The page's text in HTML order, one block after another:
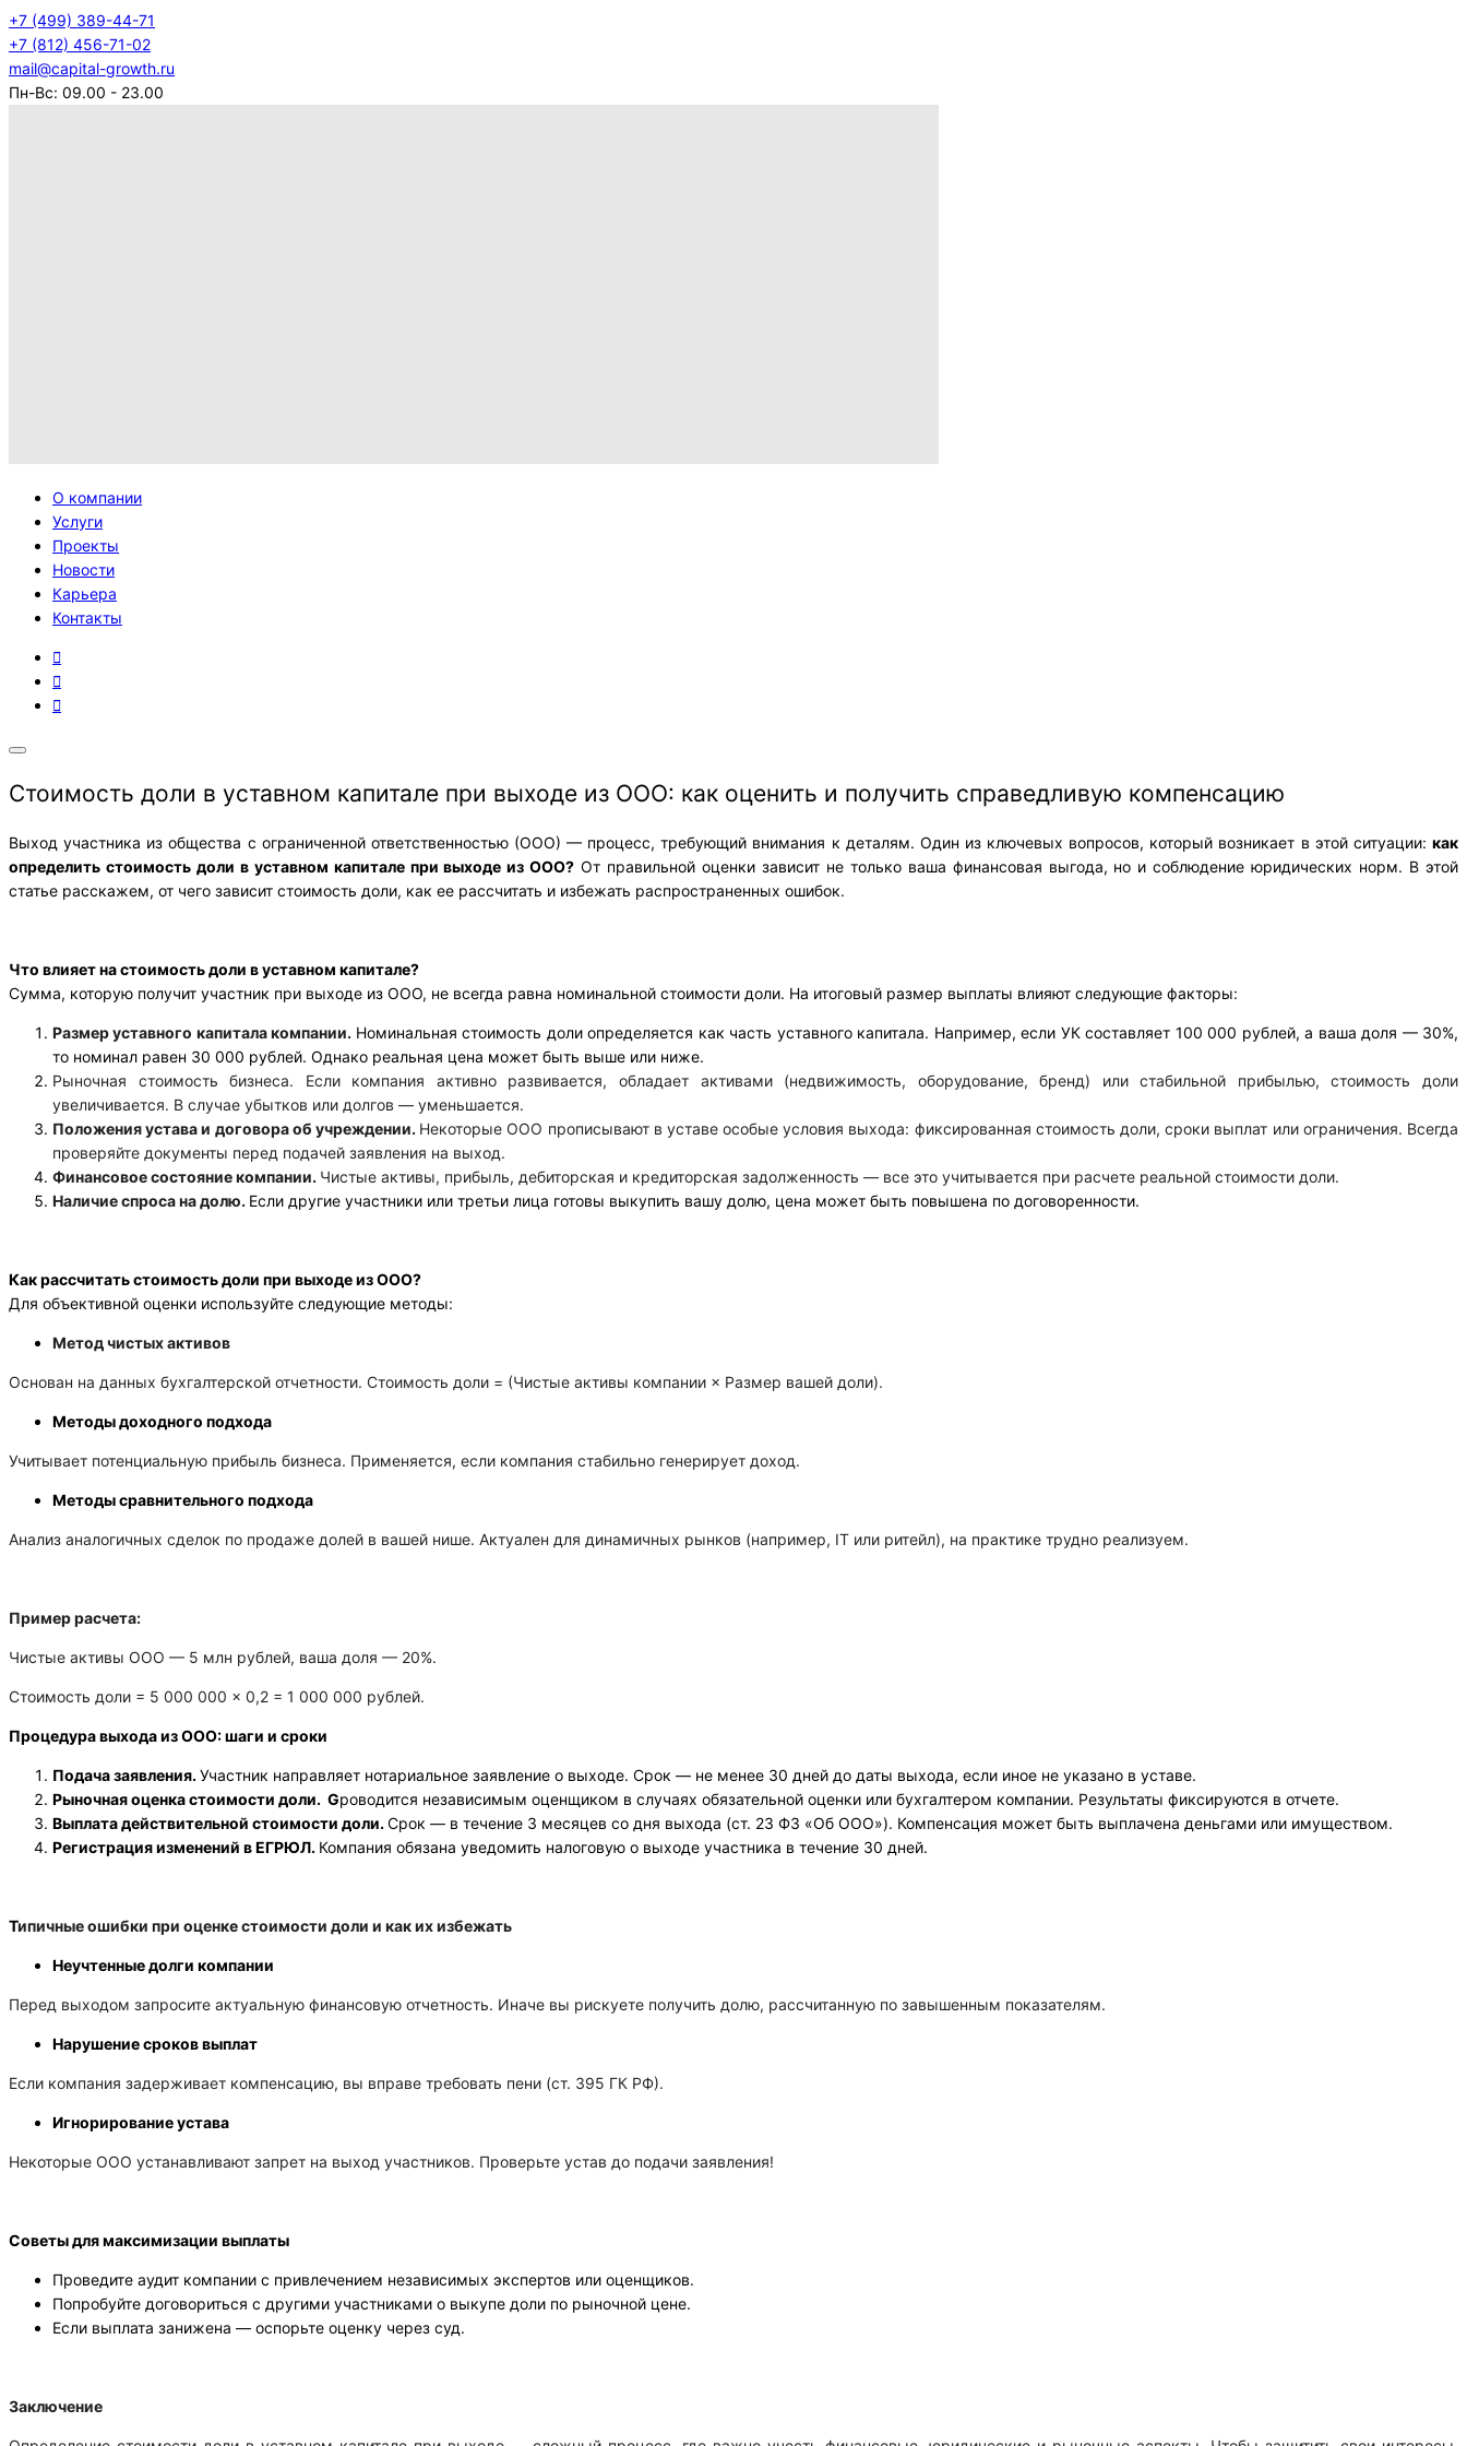
+7 (499) 389-44-71
+7 (812) 456-71-02
mail@capital-growth.ru
Пн-Вс: 09.00 - 23.00
О компании
Услуги
Проекты
Новости
Карьера
Контакты
Стоимость доли в уставном капитале при выходе из ООО: как оценить и получить справедливую компенсацию
Выход участника из общества с ограниченной ответственностью (ООО) — процесс, требующий внимания к деталям. Один из ключевых вопросов, который возникает в этой ситуации: как
определить стоимость доли в уставном капитале при выходе из ООО? От правильной оценки зависит не только ваша финансовая выгода, но и соблюдение юридических норм. В этой
статье расскажем, от чего зависит стоимость доли, как ее рассчитать и избежать распространенных ошибок.
Что влияет на стоимость доли в уставном капитале?
Сумма, которую получит участник при выходе из ООО, не всегда равна номинальной стоимости доли. На итоговый размер выплаты влияют следующие факторы:
Размер уставного капитала компании. Номинальная стоимость доли определяется как часть уставного капитала. Например, если УК составляет 100 000 рублей, а ваша доля — 30%,
то номинал равен 30 000 рублей. Однако реальная цена может быть выше или ниже.
Рыночная стоимость бизнеса. Если компания активно развивается, обладает активами (недвижимость, оборудование, бренд) или стабильной прибылью, стоимость доли
увеличивается. В случае убытков или долгов — уменьшается.
Положения устава и договора об учреждении. Некоторые ООО прописывают в уставе особые условия выхода: фиксированная стоимость доли, сроки выплат или ограничения. Всегда
проверяйте документы перед подачей заявления на выход.
Финансовое состояние компании. Чистые активы, прибыль, дебиторская и кредиторская задолженность — все это учитывается при расчете реальной стоимости доли.
Наличие спроса на долю. Если другие участники или третьи лица готовы выкупить вашу долю, цена может быть повышена по договоренности.
Как рассчитать стоимость доли при выходе из ООО?
Для объективной оценки используйте следующие методы:
Метод чистых активов
Основан на данных бухгалтерской отчетности. Стоимость доли = (Чистые активы компании × Размер вашей доли).
Методы доходного подхода
Учитывает потенциальную прибыль бизнеса. Применяется, если компания стабильно генерирует доход.
Методы сравнительного подхода
Анализ аналогичных сделок по продаже долей в вашей нише. Актуален для динамичных рынков (например, IT или ритейл), на практике трудно реализуем.
Пример расчета:
Чистые активы ООО — 5 млн рублей, ваша доля — 20%.
Стоимость доли = 5 000 000 × 0,2 = 1 000 000 рублей.
Процедура выхода из ООО: шаги и сроки
Подача заявления.Участник направляет нотариальное заявление о выходе. Срок — не менее 30 дней до даты выхода, если иное не указано в уставе.
Рыночная оценка стоимости доли. Gроводится независимым оценщиком в случаях обязательной оценки или бухгалтером компании. Результаты фиксируются в отчете.
Выплата действительной стоимости доли.Срок — в течение 3 месяцев со дня выхода (ст. 23 ФЗ «Об ООО»). Компенсация может быть выплачена деньгами или имуществом.
Регистрация изменений в ЕГРЮЛ. Компания обязана уведомить налоговую о выходе участника в течение 30 дней.
Типичные ошибки при оценке стоимости доли и как их избежать
Неучтенные долги компании
Перед выходом запросите актуальную финансовую отчетность. Иначе вы рискуете получить долю, рассчитанную по завышенным показателям.
Нарушение сроков выплат
Если компания задерживает компенсацию, вы вправе требовать пени (ст. 395 ГК РФ).
Игнорирование устава
Некоторые ООО устанавливают запрет на выход участников. Проверьте устав до подачи заявления!
Советы для максимизации выплаты
Проведите аудит компании с привлечением независимых экспертов или оценщиков.
Попробуйте договориться с другими участниками о выкупе доли по рыночной цене.
Если выплата занижена — оспорьте оценку через суд.
Заключение